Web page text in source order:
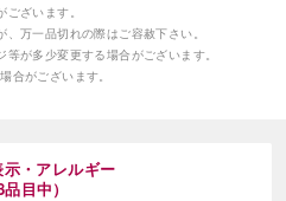
ざいます。
万一品切れの際はご容赦下さい。
が多少変更する場合がございます。
合がございます。
・アレルギー
品目中）
海外 Overseas shops
Indonesia
Singapore
Malaysia